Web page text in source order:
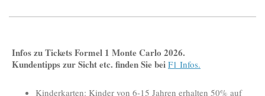
Infos zu Tickets Formel 1 Monte Carlo 2026.
Kundentipps zur Sicht etc. finden Sie bei F1 Infos.
Kinderkarten: Kinder von 6-15 Jahren erhalten 50% auf